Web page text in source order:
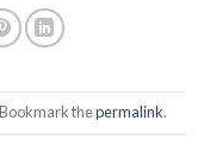
thepermalink.